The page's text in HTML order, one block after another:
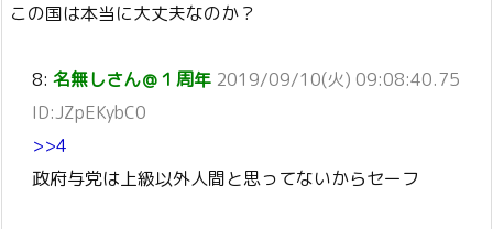
この国は本当に大丈夫なのか？
8: 名無しさん＠１周年 2019/09/10(火) 09:08:40.75
ID:JZpEKybC0
>>4
政府与党は上級以外人間と思ってないからセーフ